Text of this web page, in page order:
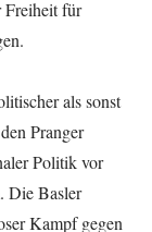
Freiheit für
als sonst
Pranger
Politik vor
Die Basler
Kampf gegen